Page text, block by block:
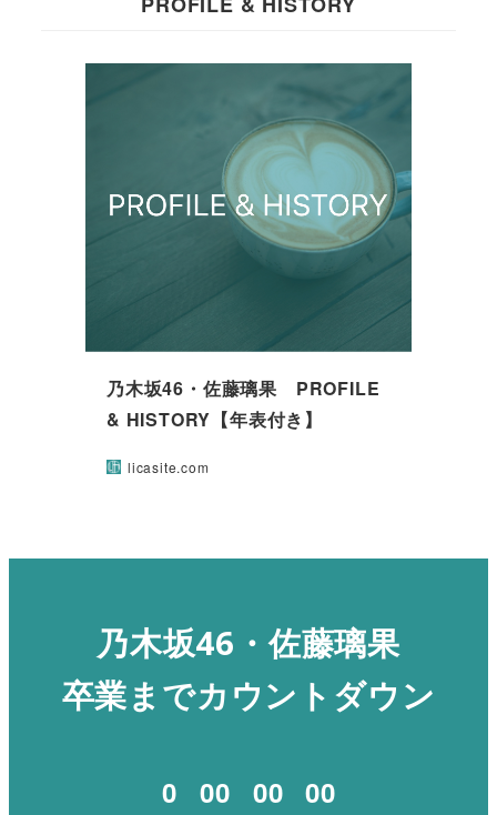
乃木坂46・佐藤璃果 PROFILE
& HISTORY【年表付き】
licasite.com
乃木坂46・佐藤璃果
卒業までカウントダウン
0 00 00 00